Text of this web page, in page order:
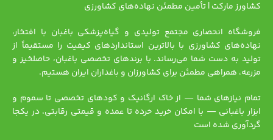
کشاورز مارکت | تأمین مطمئن نهاده‌های کشاورزی
فروشگاه انحصاری مجتمع تولیدی و گیاه‌پزشکی باغبان با افتخار،
نهاده‌های کشاورزی با بالاترین استانداردهای کیفیت را مستقیماً از
تولید به دست شما می‌رساند. با برندهای تخصصی باغبان، حاصلخیز و
مزرعه، همراهی مطمئن برای کشاورزان و باغداران ایران هستیم.
تمام نیازهای شما — از خاک ارگانیک و کودهای تخصصی تا سموم و
ابزار باغبانی — با امکان خرید خرده تا عمده و قیمتی رقابتی، در یکجا
گردآوری شده است